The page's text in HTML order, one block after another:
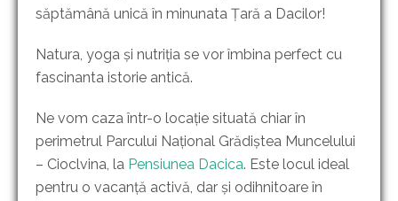
săptămână unică în minunata Țară a Dacilor!
Natura, yoga și nutriția se vor îmbina perfect cu
fascinanta istorie antică.
Ne vom caza într-o locație situată chiar în
perimetrul Parcului Național Grădiștea Muncelului
– Cioclvina, la Pensiunea Dacica. Este locul ideal
pentru o vacanță activă, dar și odihnitoare în